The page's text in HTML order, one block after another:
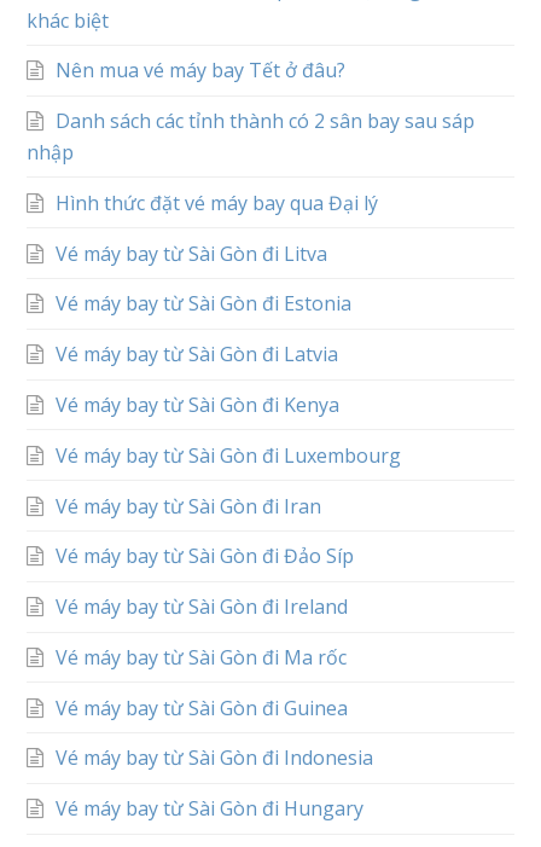
khác biệt
Nên mua vé máy bay Tết ở đâu?
Danh sách các tỉnh thành có 2 sân bay sau sáp
nhập
Hình thức đặt vé máy bay qua Đại lý
Vé máy bay từ Sài Gòn đi Litva
Vé máy bay từ Sài Gòn đi Estonia
Vé máy bay từ Sài Gòn đi Latvia
Vé máy bay từ Sài Gòn đi Kenya
Vé máy bay từ Sài Gòn đi Luxembourg
Vé máy bay từ Sài Gòn đi Iran
Vé máy bay từ Sài Gòn đi Đảo Síp
Vé máy bay từ Sài Gòn đi Ireland
Vé máy bay từ Sài Gòn đi Ma rốc
Vé máy bay từ Sài Gòn đi Guinea
Vé máy bay từ Sài Gòn đi Indonesia
Vé máy bay từ Sài Gòn đi Hungary